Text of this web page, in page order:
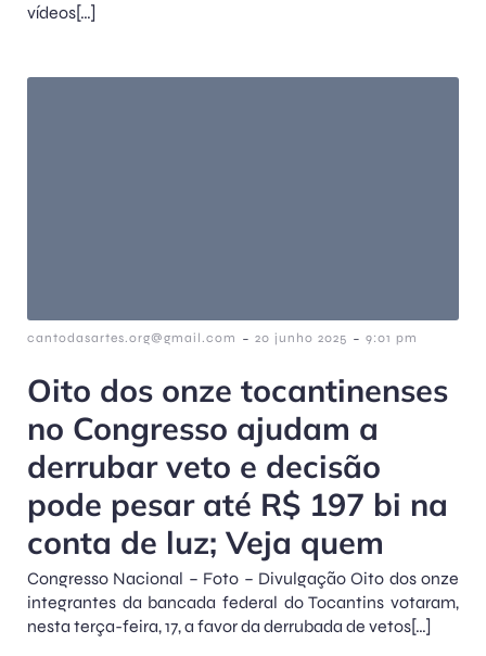
vídeos[…]
cantodasartes.org@gmail.com - 20 junho 2025 - 9:01 pm
Oito dos onze tocantinenses
no Congresso ajudam a
derrubar veto e decisão
pode pesar até R$ 197 bi na
conta de luz; Veja quem
Congresso Nacional – Foto – Divulgação Oito dos onze
integrantes da bancada federal do Tocantins votaram,
nesta terça-feira, 17, a favor da derrubada de vetos[…]